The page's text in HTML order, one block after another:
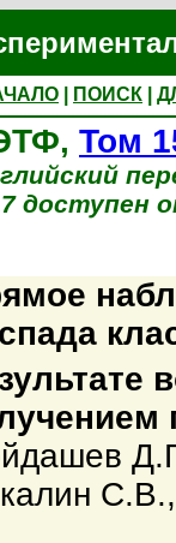
ПОИСК
Том
доступен
С.В.